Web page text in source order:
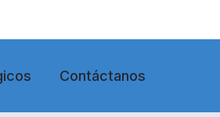
Contáctanos